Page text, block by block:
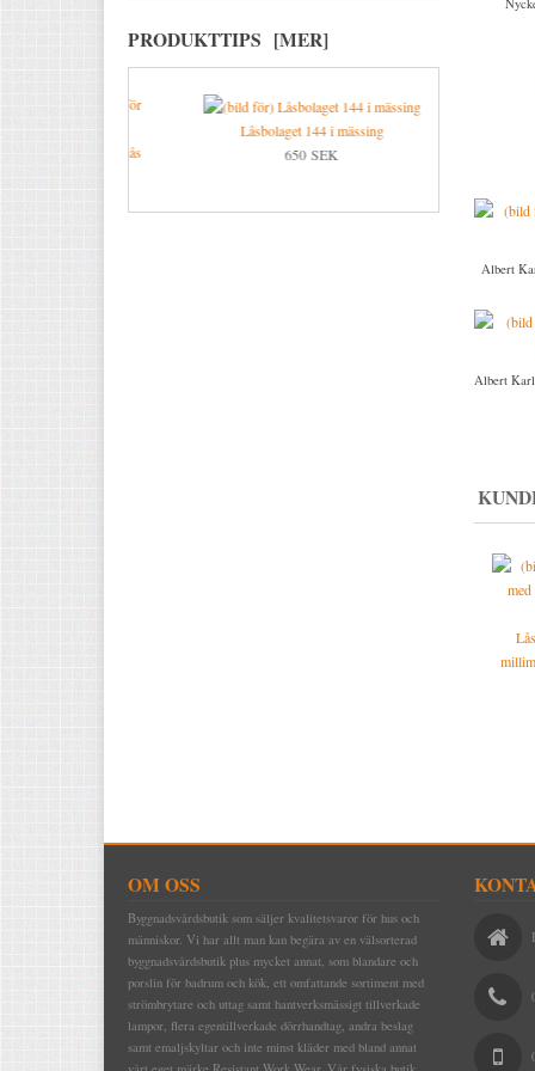
PRODUKTTIPS [MER]
Låsbolaget 144 i mässing
650 SEK
Albert
Albert
OM OSS
Byggnadsvårdsbutik som säljer kvalitetsvaror för hus och
människor. Vi har allt man kan begära av en välsorterad
byggnadsvårdsbutik plus mycket annat, som blandare och
porslin för badrum och kök, ett omfattande sortiment med
strömbrytare och uttag samt hantverksmässigt tillverkade
lampor, flera egentillverkade dörrhandtag, andra beslag
samt emaljskyltar och inte minst kläder med bland annat